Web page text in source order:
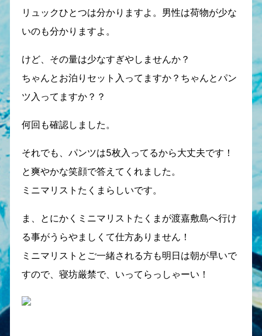
リュックひとつは分かりますよ。男性は荷物が少な
いのも分かりますよ。
けど、その量は少なすぎやしませんか？
ちゃんとお泊りセット入ってますか？ちゃんとパン
ツ入ってますか？？
何回も確認しました。
それでも、パンツは5枚入ってるから大丈夫です！
と爽やかな笑顔で答えてくれました。
ミニマリストたくまらしいです。
ま、とにかくミニマリストたくまが渡嘉敷島へ行け
る事がうらやましくて仕方ありません！
ミニマリストとご一緒される方も明日は朝が早いで
すので、寝坊厳禁で、いってらっしゃーい！